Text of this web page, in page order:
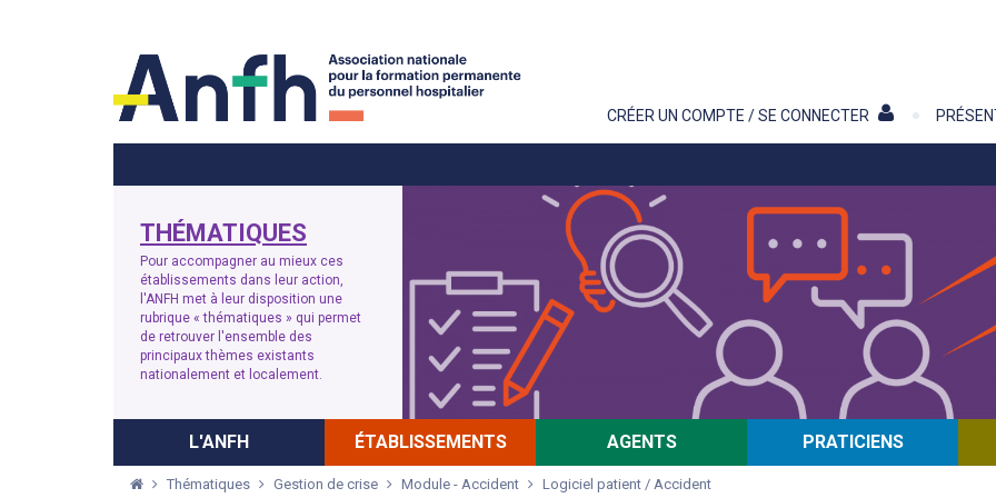
CRÉER UN COMPTE / SE CONNECTER
THÉMATIQUES
Pour accompagner au mieux ces
établissements dans leur action,
l'ANFH met à leur disposition une
rubrique « thématiques » qui permet
de retrouver l'ensemble des
principaux thèmes existants
nationalement et localement.
L'ANFH ÉTABLISSEMENTS AGENTS PRATICIENS
Thématiques Gestion de crise Module - Accident Logiciel patient / Accident